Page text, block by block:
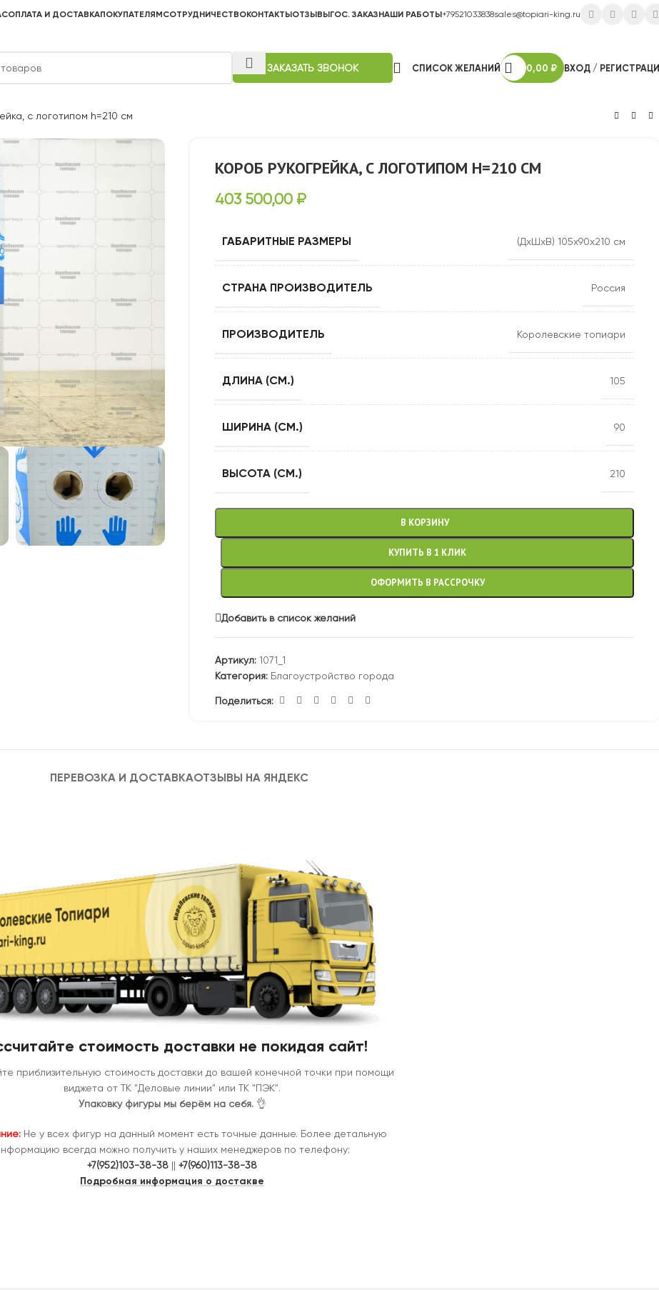
ОПЛАТА И ДОСТАВКАПОКУПАТЕЛЯМСОТРУДНИЧЕСТВОКОНТАКТЫОТЗЫВЫГОС. ЗАКАЗНАШИ РАБОТЫ+79521033838sales@topiari-king.ru
ЗАКАЗАТЬ ЗВОНОК СПИСОК ЖЕЛАНИЙ 0,00 ₽ ВХОД /
с логотипом h=210 см
КОРОБ РУКОГРЕЙКА, С ЛОГОТИПОМ H=210 СМ
403 500,00 ₽
ГАБАРИТНЫЕ РАЗМЕРЫ (ДхШхВ) 105х90х210 см
СТРАНА ПРОИЗВОДИТЕЛЬ Россия
ПРОИЗВОДИТЕЛЬ Королевские топиари
ДЛИНА (СМ.) 105
ШИРИНА (СМ.) 90
ВЫСОТА (СМ.) 210
В КОРЗИНУ
КУПИТЬ В 1 КЛИК
ОФОРМИТЬ В РАССРОЧКУ
Добавить в список желаний
Артикул: 1071_1
Категория: Благоустройство города
Поделиться:
ПЕРЕВОЗКА И ДОСТАВКАОТЗЫВЫ НА ЯНДЕКС
стоимость доставки не покидая сайт!
приблизительную стоимость доставки до вашей конечной точки при помощи
виджета от ТК "Деловые линии" или ТК "ПЭК".
Упаковку фигуры мы берём на себя.👌
Не у всех фигур на данный момент есть точные данные. Более детальную
всегда можно получить у наших менеджеров по телефону:
+7(952)103-38-38 ||+7(960)113-38-38
Подробная информация о достакве